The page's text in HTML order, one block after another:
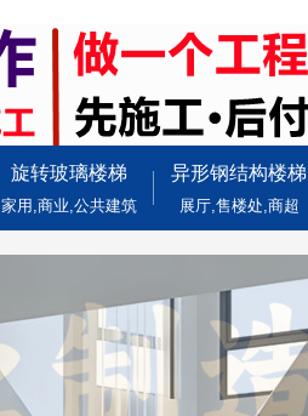
旋转玻璃楼梯
家用,商业,公共建筑
异形钢结构楼梯
展厅,售楼处,商超